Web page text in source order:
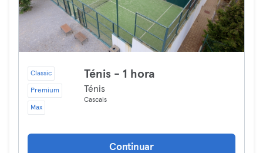
Classic
Premium
Max
Ténis - 1 hora
Ténis
Cascais
Continuar